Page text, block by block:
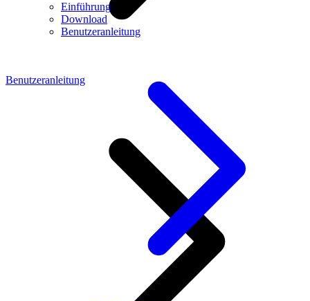
Einführung
Download
Benutzeranleitung
Benutzeranleitung